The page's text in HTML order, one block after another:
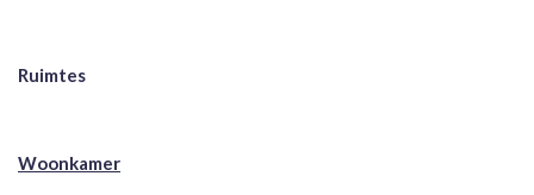
Ruimtes
Woonkamer